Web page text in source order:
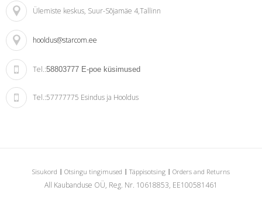
Ülemiste keskus, Suur-Sõjamäe 4,Tallinn
hooldus@starcom.ee
Tel.:58803777 E-poe küsimused
Tel.:57777775 Esindus ja Hooldus
Sisukord Otsingu tingimused Täppisotsing Orders and Returns
All Kaubanduse OÜ, Reg. Nr. 10618853, EE100581461